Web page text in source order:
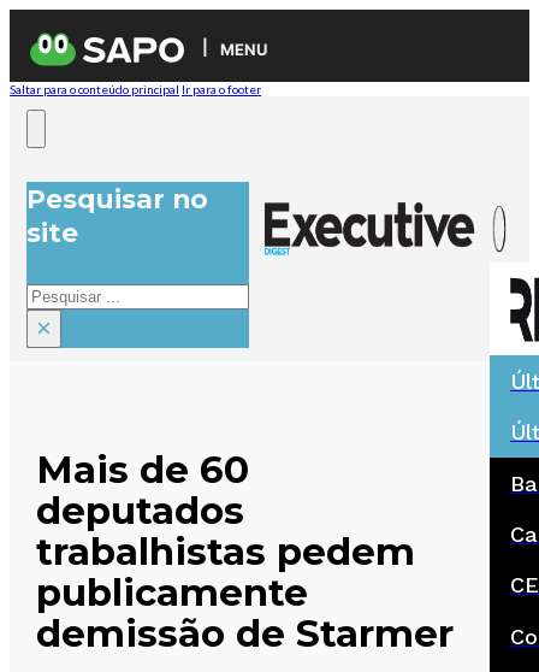
MENU
Saltar para o conteúdo principal Ir para o footer
Pesquisar no
site
Pesquisar
×
Mais de 60
deputados
trabalhistas pedem
publicamente
demissão de Starmer